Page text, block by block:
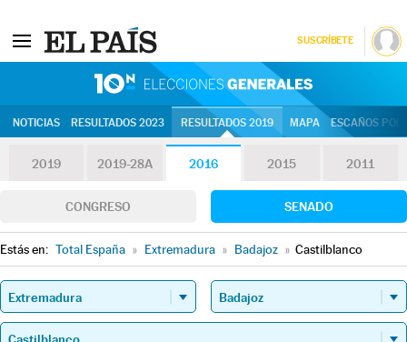
SUSCRÍBETE
NOTICIAS RESULTADOS 2023 RESULTADOS 2019 MAPA ESCAÑOS
2019 2019-28A 2016 2015 2011
CONGRESO SENADO
Estás en: Total España » Extremadura » Badajoz » Castilblanco